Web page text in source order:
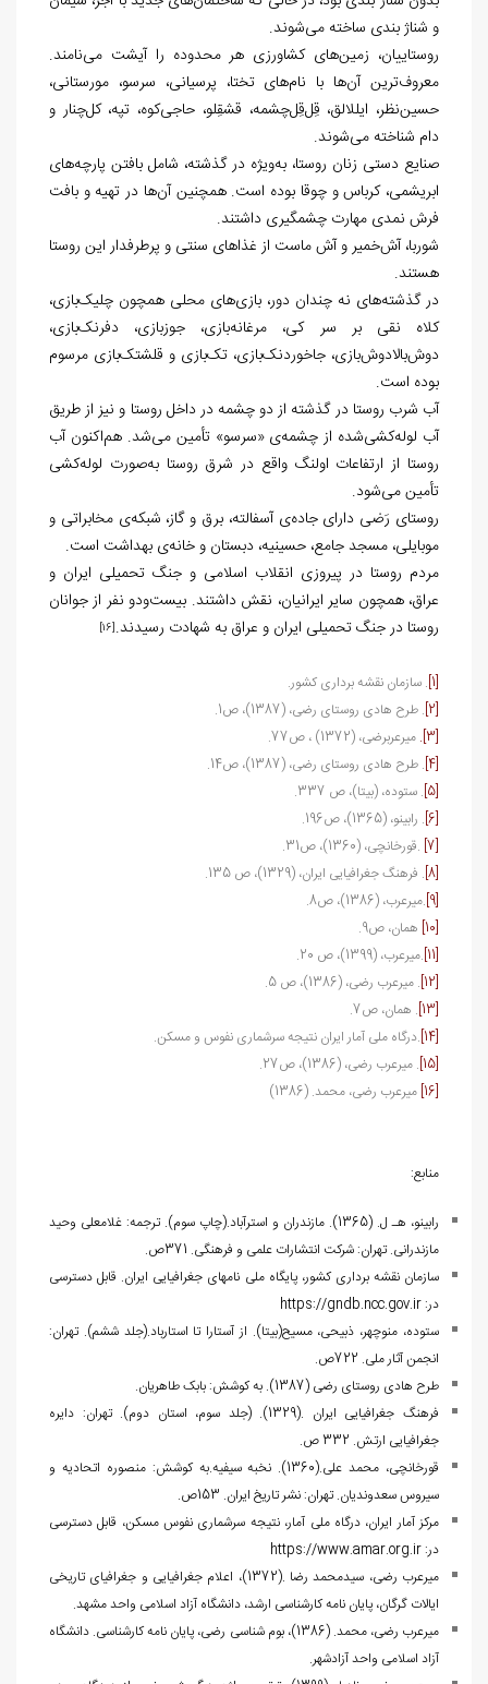
و شناژ بندی ساخته می‌شوند.
روستاییان، زمین‌های کشاورزی هر محدوده را آیشت می‌نامند.
معروف‌ترین آن‌ها با نام‌های تختا، پرسیانی، سرسو، مورستانی،
حسین‌نظر، ایللالق، قِل‌قِل‌چشمه، قشقِلو، حاجی‌کوه، تپه، کل‌چنار و
دام شناخته می‌شوند.
صنایع دستی زنان روستا، به‌ویژه در گذشته، شامل بافتن پارچه‌های
ابریشمی، کرباس و چوقا بوده است. همچنین آن‌ها در تهیه و بافت
فرش نمدی مهارت چشمگیری داشتند.
شوربا، آش‌خمیر و آش ماست از غذاهای سنتی و پرطرفدار این روستا
هستند.
در گذشته‌های نه چندان دور، بازی‌های محلی همچون چلیک‌بازی،
کلاه نقی بر سر کی، مرغانه‌بازی، جوزبازی، دفرنک‌بازی،
دوش‌بالا‌دوش‌بازی، جاخوردنک‌بازی، تک‌بازی و قلشتک‌بازی مرسوم
بوده است.
آب شرب روستا در گذشته از دو چشمه در داخل روستا و نیز از طریق
آب لوله‌کشی‌شده از چشمه‌ی «سرسو» تأمین می‌شد. هم‌اکنون آب
روستا از ارتفاعات اولنگ واقع در شرق روستا به‌صورت لوله‌کشی
تأمین می‌شود.
روستای رَضی دارای جاده‌ی آسفالته، برق و گاز، شبکه‌ی مخابراتی و
موبایلی، مسجد جامع، حسینیه، دبستان و خانه‌ی بهداشت است.
مردم روستا در پیروزی انقلاب اسلامی و جنگ تحمیلی ایران و
عراق، همچون سایر ایرانیان، نقش داشتند. بیست‌و‌دو نفر از جوانان
روستا در جنگ تحمیلی ایران و عراق به شهادت رسیدند.[16]
[1]. سازمان نقشه برداری کشور.
[2]. طرح هادی روستای رضی، (1387)، ص1.
[3].
میرعرب‏رضی، (1372) ، ص77.
[4]. طرح هادی روستای رضی، (1387)، ص14.
[5]. ستوده، (بی‏تا)، ص 337.
[6]. رابینو، (1365)، ص196.
[7] .قورخانچی، (1360)، ص31.
[8]. فرهنگ جغرافیایی ایران، (1329)، ص 135.
[9] .میرعرب، (1386)، ص8.
[10]
همان، ص9.
[11].میرعرب، (1399)، ص 20.
[12]
. میرعرب رضی، (1386)، ص 5.
[13]
. همان، ص7.
[14].درگاه ملی آمار ایران نتیجه سرشماری نفوس و مسکن.
[15]. میرعرب رضی، (1386)، ص27.
[16]
میرعرب رضی، محمد. (1386)
منابع:
رابینو، هـ ل. (1365). مازندران و استرآباد.(چاپ سوم). ترجمه: غلامعلی وحید
مازندرانی. تهران: شرکت انتشارات علمی و فرهنگی. 371ص.
سازمان نقشه برداری کشور، پایگاه ملی نام‏های جغرافیایی ایران. قابل دسترسی
در:https://gndb.ncc.gov.ir
ستوده، منوچهر، ذبیحی، مسیح(بی‏تا). از آستارا تا استارباد.(جلد ششم). تهران:
انجمن آثار ملی. 722ص.
طرح‌ هادی روستای رضی (1387). به کوشش: بابک طاهریان.
فرهنگ جغرافیایی ایران .(1329). (جلد سوم، استان دوم). تهران: دایره
جغرافیایی ارتش. 332 ص.
قورخانچی، محمد علی.(1360). نخبه سیفیه.به کوشش: منصوره اتحادیه و
سیروس سعدوندیان. تهران: نشر تاریخ ایران. 153ص.
مرکز آمار ایران، درگاه ملی آمار، نتیجه سرشماری نفوس مسکن، قابل دسترسی
در:https://www.amar.org.ir
میرعرب رضی، سیدمحمد رضا .(1372)، اعلام جغرافیایی و جغرافیای تاریخی
ایالات گرگان، پایان نامه کارشناسی ارشد، دانشگاه آزاد اسلامی واحد مشهد.
میرعرب رضی، محمد. (1386)، بوم شناسی رضی، پایان نامه کارشناسی. دانشگاه
آزاد اسلامی واحد آزادشهر.